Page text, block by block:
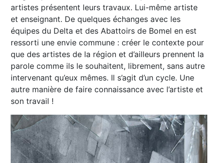
artistes présentent leurs travaux. Lui-même artiste
et enseignant. De quelques échanges avec les
équipes du Delta et des Abattoirs de Bomel en est
ressorti une envie commune : créer le contexte pour
que des artistes de la région et d’ailleurs prennent la
parole comme ils le souhaitent, librement, sans autre
intervenant qu’eux mêmes. Il s’agit d’un cycle. Une
autre manière de faire connaissance avec l’artiste et
son travail !